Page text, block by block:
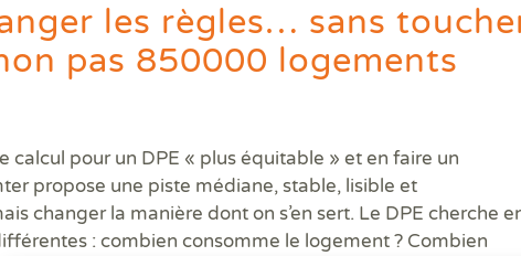
les règles… sans
pas 850000 logements
pour un DPE « plus équitable » et en faire un
propose une piste médiane, stable, lisible et
changer la manière dont on s’en sert. Le DPE cherche
: combien consomme le logement ? Combien